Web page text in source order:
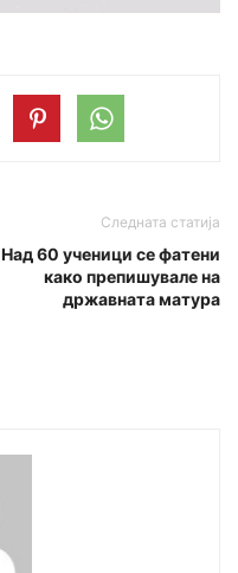
Следната статија
Над 60 ученици се фатени
како препишувале на
државната матура